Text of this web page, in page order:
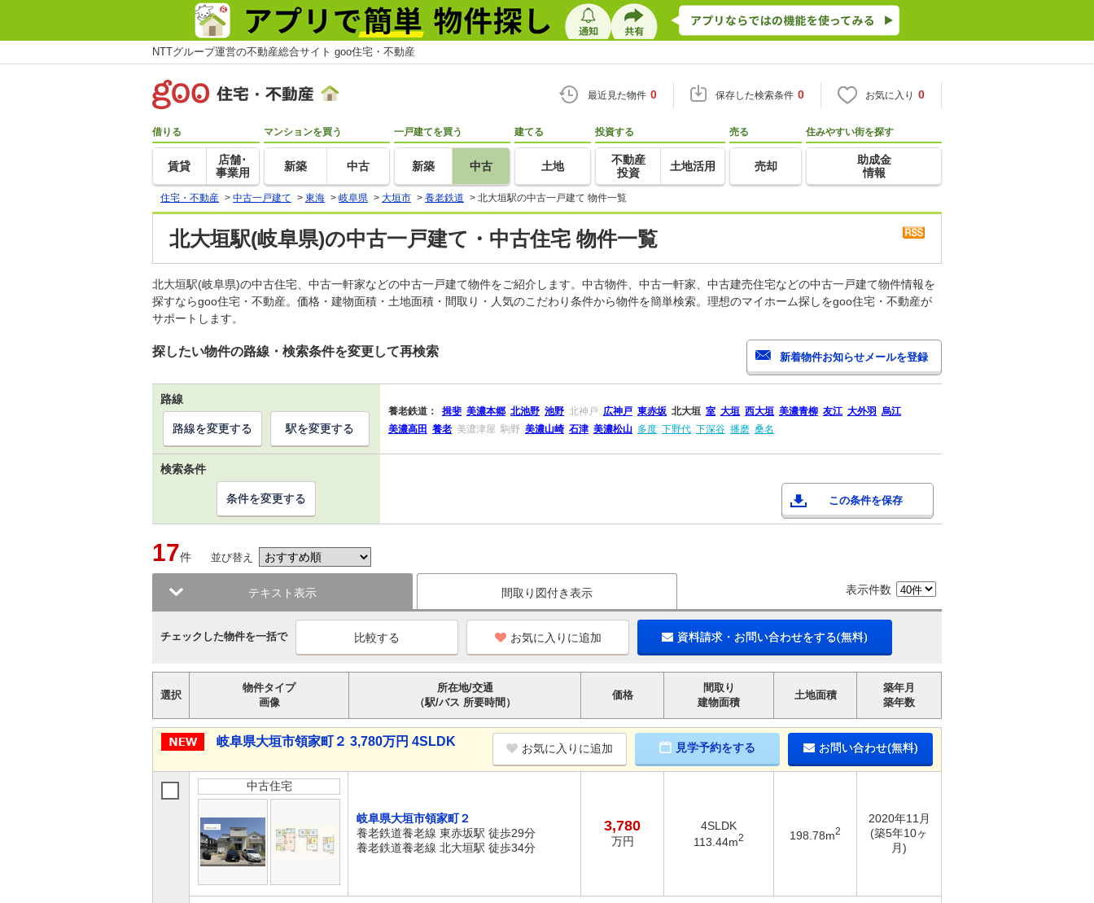
NTTグループ運営の不動産総合サイト goo住宅・不動産
最近見た物件 0 保存した検索条件 0 お気に入り 0
借りる
賃貸
店舗･
事業用
マンションを買う
新築 中古
一戸建てを買う
新築 中古
建てる
土地
投資する
不動産
投資
土地活用
売る
売却
住みやすい街を探す
助成金
情報
住宅・不動産 > 中古一戸建て > 東海 > 岐阜県 > 大垣市 > 養老鉄道 > 北大垣駅の中古一戸建て 物件一覧
北大垣駅(岐阜県)の中古一戸建て・中古住宅 物件一覧
北大垣駅(岐阜県)の中古住宅、中古一軒家などの中古一戸建て物件をご紹介します。中古物件、中古一軒家、中古建売住宅などの中古一戸建て物件情報を
探すならgoo住宅・不動産。価格・建物面積・土地面積・間取り・人気のこだわり条件から物件を簡単検索。理想のマイホーム探しをgoo住宅・不動産が
サポートします。
探したい物件の路線・検索条件を変更して再検索
路線
養老鉄道： 揖斐 美濃本郷 北池野 池野 北神戸 広神戸 東赤坂 北大垣 室 大垣 西大垣 美濃青柳 友江 大外羽 烏江
美濃高田 養老 美濃津屋 駒野 美濃山崎 石津 美濃松山 多度 下野代 下深谷 播磨 桑名
路線を変更する 駅を変更する
検索条件
この条件を保存
条件を変更する
17件 並び替え
テキスト表示 間取り図付き表示 表示件数
チェックした物件を一括で お気に入りに追加 資料請求・お問い合わせをする(無料)
選択
物件タイプ
画像
所在地/交通
（駅/バス 所要時間）
価格
間取り
建物面積
土地面積
築年月
築年数
岐阜県大垣市領家町２ 3,780万円 4SLDK お気に入りに追加 見学予約をする お問い合わせ(無料)
中古住宅
岐阜県大垣市領家町２
養老鉄道養老線 東赤坂駅 徒歩29分
養老鉄道養老線 北大垣駅 徒歩34分
3,780
万円
4SLDK
113.44m2 198.78m2
2020年11月
(築5年10ヶ
月)